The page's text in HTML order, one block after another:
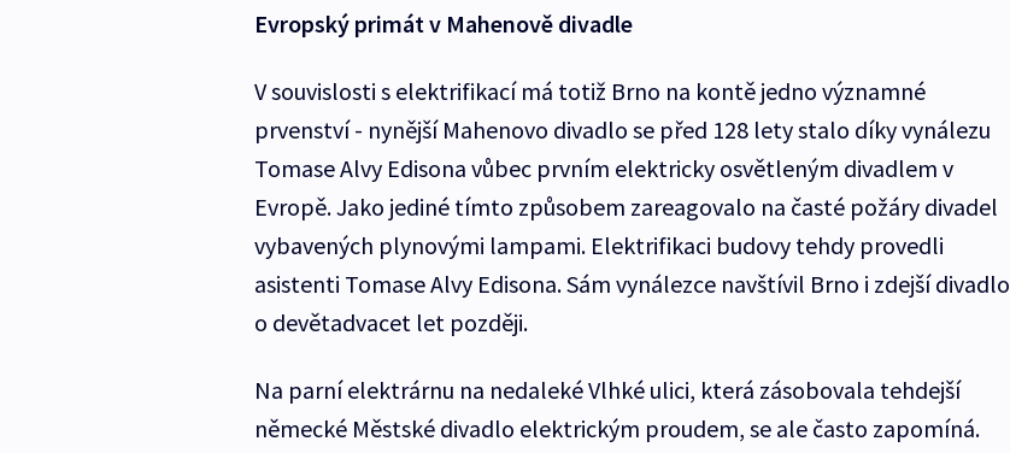
Evropský primát v Mahenově divadle
V souvislosti s elektrifikací má totiž Brno na kontě jedno významné
prvenství - nynější Mahenovo divadlo se před 128 lety stalo díky vynálezu
Tomase Alvy Edisona vůbec prvním elektricky osvětleným divadlem v
Evropě. Jako jediné tímto způsobem zareagovalo na časté požáry divadel
vybavených plynovými lampami. Elektrifikaci budovy tehdy provedli
asistenti Tomase Alvy Edisona. Sám vynálezce navštívil Brno i zdejší divadlo
o devětadvacet let později.
Na parní elektrárnu na nedaleké Vlhké ulici, která zásobovala tehdejší
německé Městské divadlo elektrickým proudem, se ale často zapomíná.